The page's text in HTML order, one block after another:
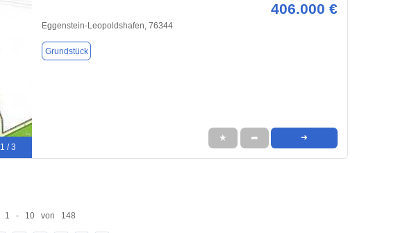
1 / 3
406.000 €
Eggenstein-Leopoldshafen, 76344
Grundstück
★ ➦ ➜
1 - 10 von 148